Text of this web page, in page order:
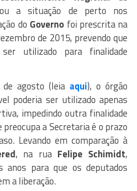
a situação de perto nos
do Governo foi prescrita na
de 2015, prevendo que
utilizado para finalidade
agosto (leia aqui), o órgão
poderia ser utilizado apenas
impedindo outra finalidade
preocupa a Secretaria é o prazo
Levando em comparação à
, na rua Felipe Schimidt,
anos para que os deputados
a liberação.